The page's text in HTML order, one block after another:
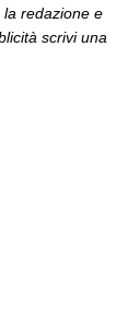
redazione e
scrivi una